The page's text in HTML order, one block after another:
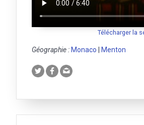
Télécharger la
Géographie : Monaco Menton